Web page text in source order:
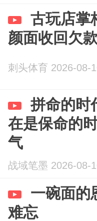
古玩店掌
颜面收回欠
刺头体育 2026-08-
拼命的时
在是保命的
气
战域笔墨 2026-08-
一碗面的
难忘